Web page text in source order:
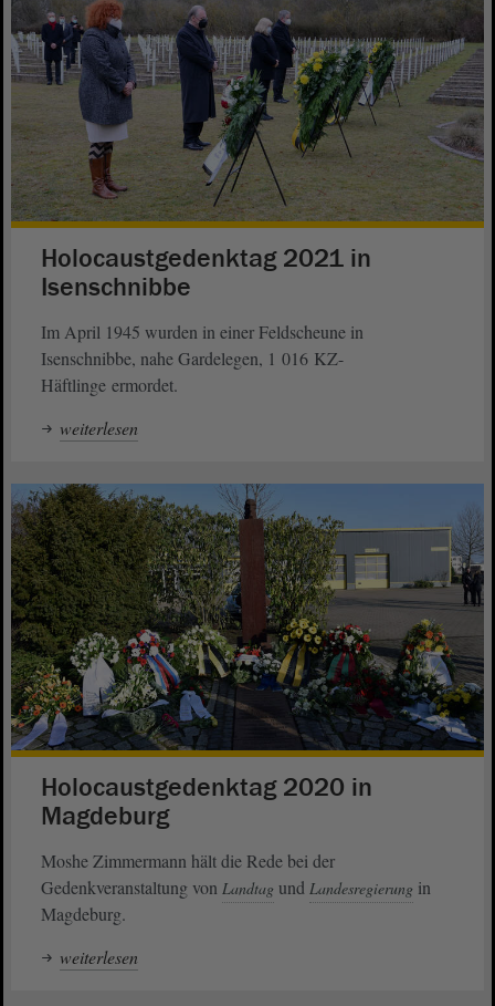
Holocaustgedenktag 2021 in
Isenschnibbe
Im April 1945 wurden in einer Feldscheune in
Isenschnibbe, nahe Gardelegen, 1 016 KZ-
Häftlinge ermordet.
weiterlesen
Holocaustgedenktag 2020 in
Magdeburg
Moshe Zimmermann hält die Rede bei der
Gedenkveranstaltung von Landtag und Landesregierung in
Magdeburg.
weiterlesen